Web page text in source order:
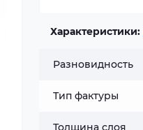
Характеристики:
Разновидность
Тип фактуры
Толщина слоя